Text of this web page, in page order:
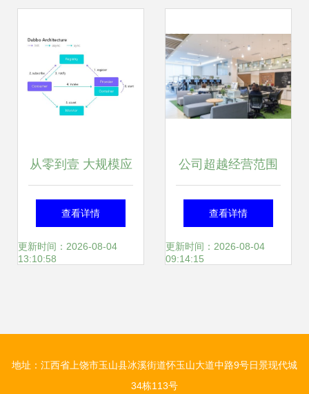
技术开发
从零到壹 大规模应
用技术架构的演进
之路
查看详情
更新时间：2026-08-04
13:10:58
公司超越经营范围
从事技术开发的法
律处罚解析
查看详情
更新时间：2026-08-04
09:14:15
地址：江西省上饶市玉山县冰溪街道怀玉山大道中路9号日景现代城
34栋113号